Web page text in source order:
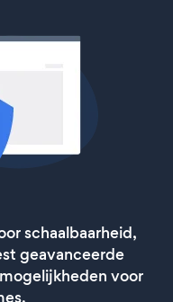
schaalbaarheid,
geavanceerde
voor